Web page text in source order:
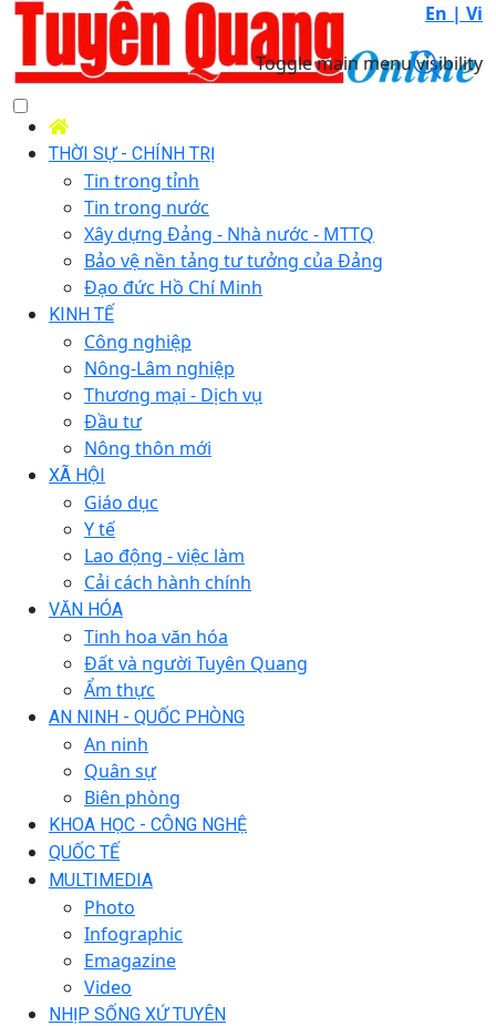
En | Vi
Toggle main menu visibility
THỜI SỰ - CHÍNH TRỊ
Tin trong tỉnh
Tin trong nước
Xây dựng Đảng - Nhà nước - MTTQ
Bảo vệ nền tảng tư tưởng của Đảng
Đạo đức Hồ Chí Minh
KINH TẾ
Công nghiệp
Nông-Lâm nghiệp
Thương mại - Dịch vụ
Đầu tư
Nông thôn mới
XÃ HỘI
Giáo dục
Y tế
Lao động - việc làm
Cải cách hành chính
VĂN HÓA
Tinh hoa văn hóa
Đất và người Tuyên Quang
Ẩm thực
AN NINH - QUỐC PHÒNG
An ninh
Quân sự
Biên phòng
KHOA HỌC - CÔNG NGHỆ
QUỐC TẾ
MULTIMEDIA
Photo
Infographic
Emagazine
Video
NHỊP SỐNG XỨ TUYÊN